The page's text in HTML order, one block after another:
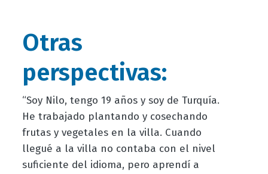
Otras
perspectivas:
“Soy Nilo, tengo 19 años y soy de Turquía.
He trabajado plantando y cosechando
frutas y vegetales en la villa. Cuando
llegué a la villa no contaba con el nivel
suficiente del idioma, pero aprendí a